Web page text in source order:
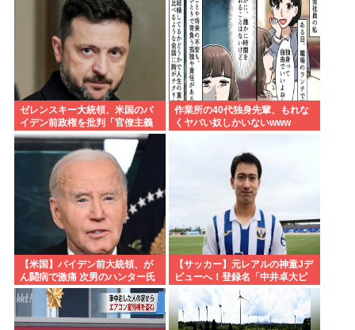
ゼレンスキー大統領、米国のバ
イデン前政権を批判「官僚主義
だった」
作業所の40代独身先輩、もれな
くヤバい奴しかいないwww
【米国】バイデン前大統領、が
ん闘病で激痛 次男のハンター氏
「見ていてとてもつらい」
【サッカー】元レアルの神童Jデ
ビューへ！登録名「中井卓大ピ
ピ」日本初挑戦の22歳今治MFが
開幕戦に先発